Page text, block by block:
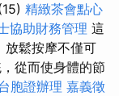
精緻茶會點心
協助財務管理 這
放鬆按摩不僅可
從而使身體的節
胞證辦理 嘉義徵